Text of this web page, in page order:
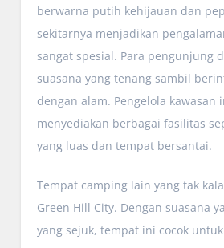
berwarna putih kehijauan dan
sekitarnya menjadikan
sangat spesial. Para pengunjung
suasana yang tenang sambil
dengan alam. Pengelola kawasan
menyediakan berbagai fasilitas
yang luas dan tempat bersantai.
Tempat camping lain yang tak
Green Hill City. Dengan suasana
yang sejuk, tempat ini cocok